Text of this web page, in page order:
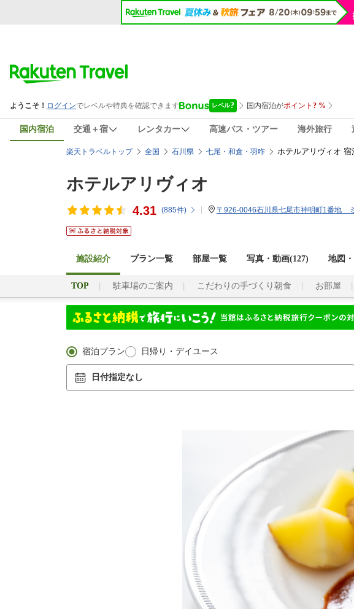
国内宿泊 交通＋宿 レンタカー 高速バス・ツアー 海外旅行
楽天トラベルトップ 全国 石川県 七尾・和倉・羽咋 ホテルアリヴィオ 宿
ホテルアリヴィオ
4.31 (885件) 〒926-0046石川県七尾市神明町1番地
施設紹介 プラン一覧 部屋一覧 写真・動画(127) 地図
TOP 駐車場のご案内 こだわりの手づくり朝食 お部屋
宿泊プラン 日帰り・デイユース
日付指定なし